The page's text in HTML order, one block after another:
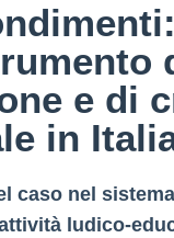
e di
in
caso nel
ludico-